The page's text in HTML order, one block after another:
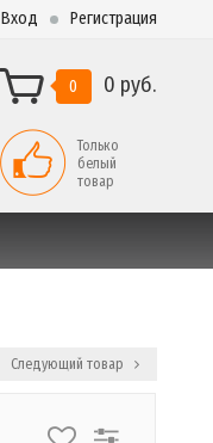
Вход Регистрация
0 0 руб.
Только
белый
товар
Следующий товар